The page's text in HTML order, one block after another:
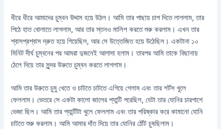
ধীরে ধীরে আমাদের চুম্বন উদ্দাম হয়ে উঠল। আমি তার পাছায় চাপ দিতে লাগলাম, তার
পিঠে হাত বোলাতে লাগলাম, আর তার স্তনও মালিশ করতে শুরু করলাম। এখন তার
শ্বাসপ্রশ্বাস দ্রুত হয়ে গিয়েছিল, আর সে উত্তেজিত হয়ে উঠেছিল। একটানা ১০
মিনিট দীর্ঘ চুম্বনের পর আমরা দুজনেই আলাদা হলাম। তারপর আমি তাকে বিছানায়
ঠেলে দিয়ে তার সুন্দর উরুতে চুম্বন করতে লাগলাম।
আমি তার উরুতে চুমু খেতে ও চাটতে চাটতে এগিয়ে গেলাম এবং তার শর্টস খুলে
ফেললাম। ভেতরে সে একটা কালো জালের প্যান্টি পরেছিল, যেটা তার যোনির চারপাশে
ভেজা ছিল। আমি তার প্যান্টিটা খুলে ফেললাম এবং তার পরিষ্কার করে কামানো যোনি
চাটতে শুরু করলাম। আমি আমার দাঁত দিয়ে তার যোনির ঠোঁট চুষছিলাম।